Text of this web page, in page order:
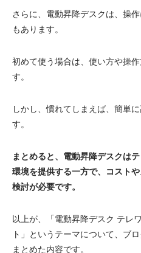
さらに、電動昇降デスクは、操
もあります。
初めて使う場合は、使い方や操
す。
しかし、慣れてしまえば、簡単
す。
まとめると、電動昇降デスクは
環境を提供する一方で、コスト
検討が必要です。
以上が、「電動昇降デスク テレ
ト」というテーマについて、ブ
まとめた内容です。